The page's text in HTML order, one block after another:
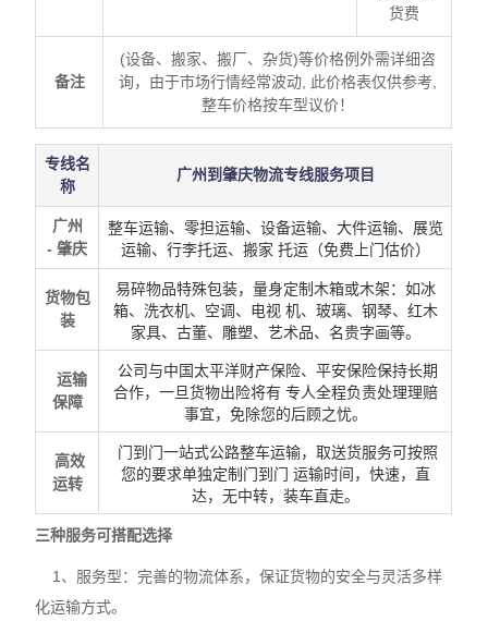
货费
备注
(设备、搬家、搬厂、杂货)等价格例外需详细咨
询，由于市场行情经常波动, 此价格表仅供参考,
整车价格按车型议价！
专线名
称
广州到肇庆物流专线服务项目
广州
-肇庆
整车运输、零担运输、设备运输、大件运输、展览
运输、行李托运、搬家 托运（免费上门估价）
货物包
装
易碎物品特殊包装，量身定制木箱或木架：如冰
箱、洗衣机、空调、电视 机、玻璃、钢琴、红木
家具、古董、雕塑、艺术品、名贵字画等。
运输
保障
公司与中国太平洋财产保险、平安保险保持长期
合作，一旦货物出险将有 专人全程负责处理理赔
事宜，免除您的后顾之忧。
高效
运转
门到门一站式公路整车运输，取送货服务可按照
您的要求单独定制门到门 运输时间，快速，直
达，无中转，装车直走。
三种服务可搭配选择
1、服务型：完善的物流体系，保证货物的安全与灵活多样
化运输方式。